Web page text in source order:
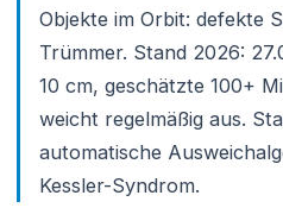
Objekte im Orbit: defekte
Trümmer. Stand 2026:
10 cm, geschätzte 100+
weicht regelmäßig aus.
automatische
Kessler-Syndrom.